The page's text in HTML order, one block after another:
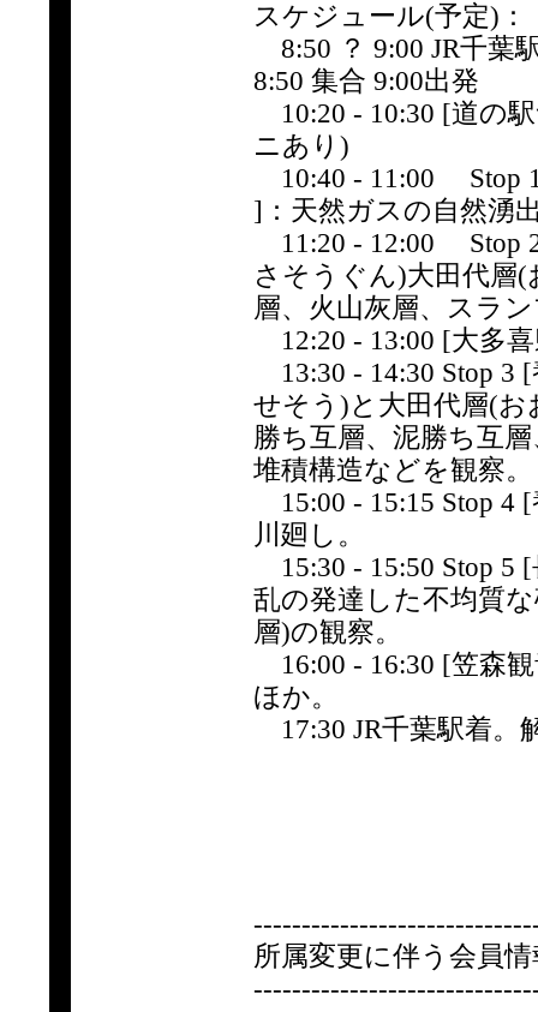
スケジュール(予定)：
8:50 ？ 9:00 JR千葉
8:50 集合 9:00出発
10:20 - 10:30 [道の
ニあり)
10:40 - 11:00 Stop
]：天然ガスの自然湧
11:20 - 12:00 Stop
さそうぐん)大田代層
層、火山灰層、スラ
12:20 - 13:00 [大多
13:30 - 14:30 Stop 3
せそう)と大田代層(
勝ち互層、泥勝ち互
堆積構造などを観察。
15:00 - 15:15 Stop 4
川廻し。
15:30 - 15:50 Stop 5
乱の発達した不均質
層)の観察。
16:00 - 16:30 [笠森
ほか。
17:30 JR千葉駅着。
所属変更に伴う会員